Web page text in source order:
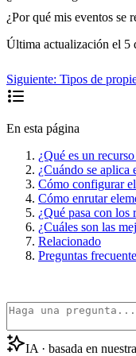
¿Por qué mis eventos se
Última actualización el 5
Siguiente: Tipos de
En esta página
¿Qué es un
¿Cuándo se aplica
Cómo configurar
Cómo enrutar
¿Qué pasa con los
¿Cuáles son las
Relacionado
Preguntas
IA · basada en